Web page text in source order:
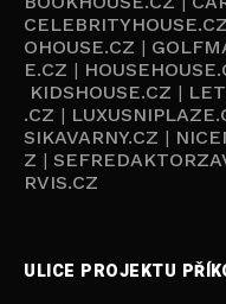
CELEBRITYHOUSE.CZ
OHOUSE.CZ |
E.CZ |
KIDSHOUSE.CZ |
.CZ |
SIKAVARNY.CZ |
Z |
RVIS.CZ
ULICE PROJEKTU